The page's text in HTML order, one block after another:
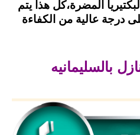
المضرة،كل هذا يتم
درجة عالية من الكفاءة
بالسليمانيه